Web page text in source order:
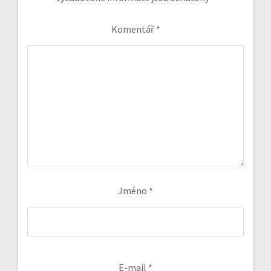
Komentář *
Jméno *
E-mail *